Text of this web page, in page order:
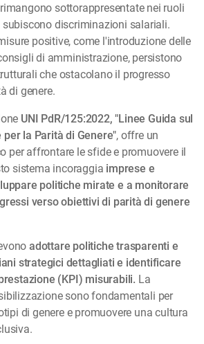
sottorappresentate nei ruoli
discriminazioni salariali.
positive, come l'introduzione delle
di amministrazione, persistono
che ostacolano il progresso
di genere.
UNI PdR/125:2022, "Linee Guida sul
la Parità di Genere", offre un
per affrontare le sfide e promuovere il
sistema incoraggia imprese e
politiche mirate e a monitorare
verso obiettivi di parità di genere
adottare politiche trasparenti e
strategici dettagliati e identificare
(KPI) misurabili. La
sono fondamentali per
di genere e promuovere una cultura